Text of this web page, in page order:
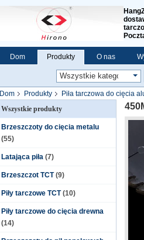
Dom Produkty O nas
Dom Produkty Piła tarczowa do cięcia
Wszystkie produkty
Brzeszczoty do cięcia metalu
(55)
Latająca piła (7)
Brzeszczot TCT (9)
Piły tarczowe TCT (10)
Piły tarczowe do cięcia drewna
(14)